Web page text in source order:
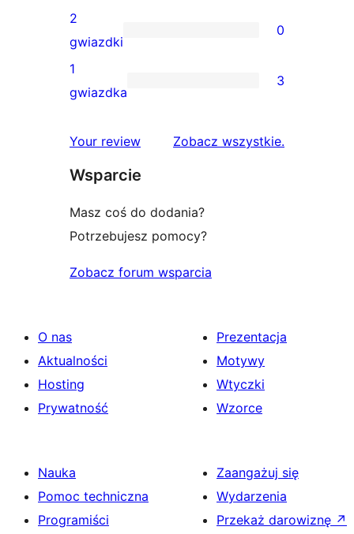
gwiazdkowa
recenzji
3-
gwiazdkowych
0
recenzji
2-
2
gwiazdki
0
3
1-
1
gwiazdka
3
Your review Zobacz wszystkierecenzje
.
Wsparcie
Masz coś do dodania?
Potrzebujesz pomocy?
Zobacz forum wsparcia
O nas
Aktualności
Hosting
Prywatność
Prezentacja
Motywy
Wtyczki
Wzorce
Nauka
Pomoc techniczna
Programiści
Zaangażuj się
Wydarzenia
Przekaż darowiznę ↗